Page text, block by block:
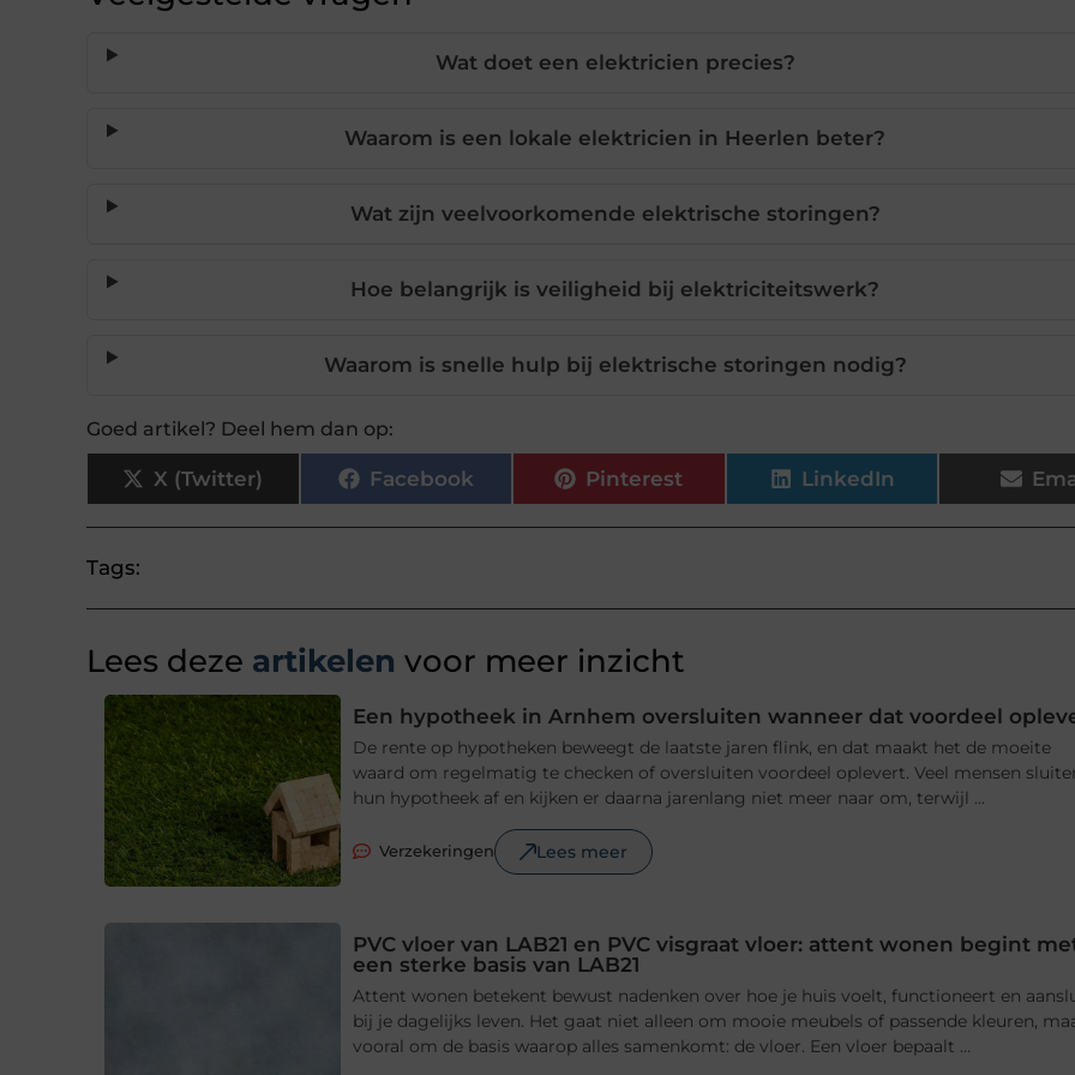
Wat doet een elektricien precies?
Waarom is een lokale elektricien in Heerlen beter?
Wat zijn veelvoorkomende elektrische storingen?
Hoe belangrijk is veiligheid bij elektriciteitswerk?
Waarom is snelle hulp bij elektrische storingen nodig?
Goed artikel? Deel hem dan op:
X (Twitter) Facebook Pinterest LinkedIn
Tags:
Lees deze artikelen voor meer inzicht
Een hypotheek in Arnhem oversluiten wanneer dat voordeel
De rente op hypotheken beweegt de laatste jaren flink, en dat maakt het de moeite
waard om regelmatig te checken of oversluiten voordeel oplevert. Veel mensen
hun hypotheek af en kijken er daarna jarenlang niet meer naar om, terwijl ...
Verzekeringen Lees meer
PVC vloer van LAB21 en PVC visgraat vloer: attent wonen begint
een sterke basis van LAB21
Attent wonen betekent bewust nadenken over hoe je huis voelt, functioneert en
bij je dagelijks leven. Het gaat niet alleen om mooie meubels of passende kleuren,
vooral om de basis waarop alles samenkomt: de vloer. Een vloer bepaalt ...